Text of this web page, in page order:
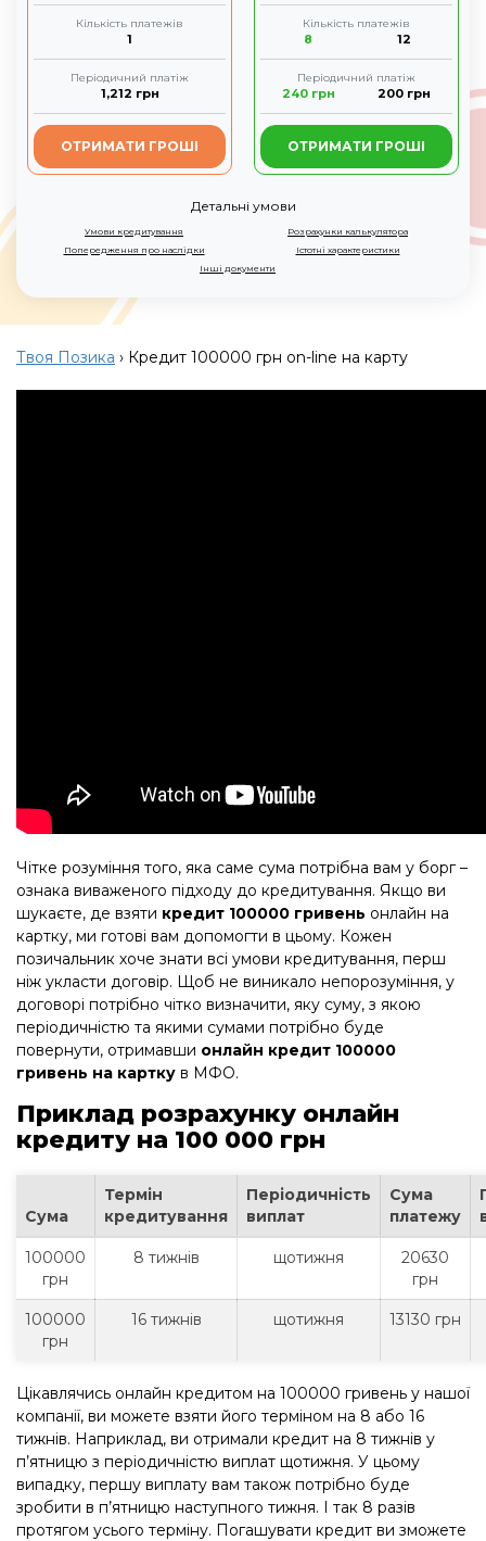
Кількість платежів
1
Періодичний платіж
1,212 грн
ОТРИМАТИ ГРОШІ
Кількість платежів
8 12
Періодичний платіж
240грн 200 грн
ОТРИМАТИ ГРОШІ
Детальні умови
Умови кредитування
Розрахунки калькулятора
Попередження про наслідки
Істотні характеристики
Інші документи
Твоя Позика › Кредит 100000 грн on-line на карту
Чітке розуміння того, яка саме сума потрібна вам у борг –
ознака виваженого підходу до кредитування. Якщо ви
шукаєте, де взяти кредит 100000 гривень онлайн на
картку, ми готові вам допомогти в цьому. Кожен
позичальник хоче знати всі умови кредитування, перш
ніж укласти договір. Щоб не виникало непорозуміння, у
договорі потрібно чітко визначити, яку суму, з якою
періодичністю та якими сумами потрібно буде
повернути, отримавши онлайн кредит 100000
гривень на картку в МФО.
Приклад розрахунку онлайн
кредиту на 100 000 грн
Сума
Термін
кредитування
Періодичність
виплат
Сума
платежу
100000
грн
8 тижнів щотижня
20630
грн
100000
грн
16 тижнів щотижня 13130 грн
Цікавлячись онлайн кредитом на 100000 гривень у нашої
компанії, ви можете взяти його терміном на 8 або 16
тижнів. Наприклад, ви отримали кредит на 8 тижнів у
п’ятницю з періодичністю виплат щотижня. У цьому
випадку, першу виплату вам також потрібно буде
зробити в п’ятницю наступного тижня. І так 8 разів
протягом усього терміну. Погашувати кредит ви зможете